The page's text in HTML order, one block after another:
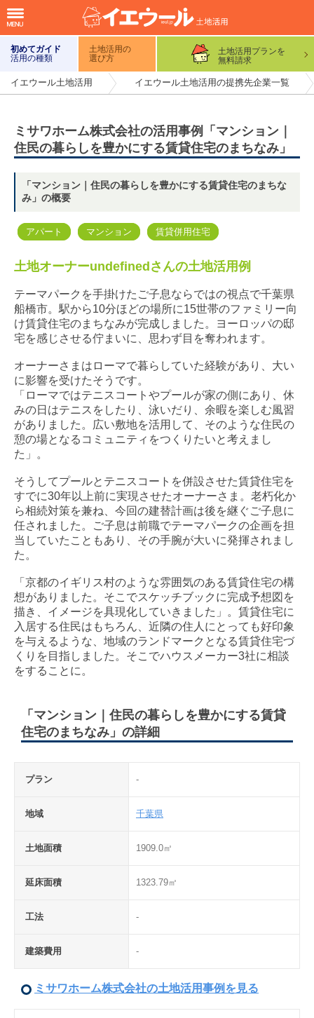
初めてガイド
活用の種類
土地活用の
選び方
土地活用プランを
無料請求
イエウール土地活用 イエウール土地活用の提携先企業一覧
ミサワホーム株式会社の活用事例「マンション｜
住民の暮らしを豊かにする賃貸住宅のまちなみ」
「マンション｜住民の暮らしを豊かにする賃貸住宅のまちな
み」の概要
アパート マンション 賃貸併用住宅
土地オーナーundefinedさんの土地活用例
テーマパークを手掛けたご子息ならではの視点で千葉県
船橋市。駅から10分ほどの場所に15世帯のファミリー向
け賃貸住宅のまちなみが完成しました。ヨーロッパの邸
宅を感じさせる佇まいに、思わず目を奪われます。
オーナーさまはローマで暮らしていた経験があり、大い
に影響を受けたそうです。
「ローマではテニスコートやプールが家の側にあり、休
みの日はテニスをしたり、泳いだり、余暇を楽しむ風習
がありました。広い敷地を活用して、そのような住民の
憩の場となるコミュニティをつくりたいと考えまし
た」。
そうしてプールとテニスコートを併設させた賃貸住宅を
すでに30年以上前に実現させたオーナーさま。老朽化か
ら相続対策を兼ね、今回の建替計画は後を継ぐご子息に
任されました。ご子息は前職でテーマパークの企画を担
当していたこともあり、その手腕が大いに発揮されまし
た。
「京都のイギリス村のような雰囲気のある賃貸住宅の構
想がありました。そこでスケッチブックに完成予想図を
描き、イメージを具現化していきました」。賃貸住宅に
入居する住民はもちろん、近隣の住人にとっても好印象
を与えるような、地域のランドマークとなる賃貸住宅づ
くりを目指しました。そこでハウスメーカー3社に相談
をすることに。
「マンション｜住民の暮らしを豊かにする賃貸
住宅のまちなみ」の詳細
プラン -
地域 千葉県
土地面積 1909.0㎡
延床面積 1323.79㎡
工法 -
建築費用 -
ミサワホーム株式会社の土地活用事例を見る